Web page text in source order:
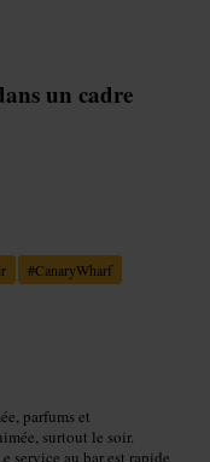
un cadre
#CanaryWharf
parfums et
surtout le soir.
service au bar est rapide